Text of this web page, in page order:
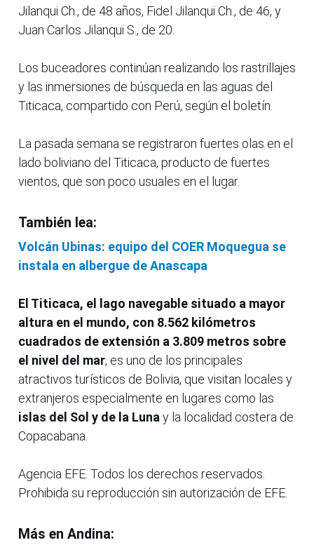
Jilanqui Ch., de 48 años, Fidel Jilanqui Ch., de 46, y
Juan Carlos Jilanqui S., de 20.
Los buceadores continúan realizando los rastrillajes
y las inmersiones de búsqueda en las aguas del
Titicaca, compartido con Perú, según el boletín.
La pasada semana se registraron fuertes olas en el
lado boliviano del Titicaca, producto de fuertes
vientos, que son poco usuales en el lugar.
También lea:
Volcán Ubinas: equipo del COER Moquegua se
instala en albergue de Anascapa
El Titicaca, el lago navegable situado a mayor
altura en el mundo, con 8.562 kilómetros
cuadrados de extensión a 3.809 metros sobre
el nivel del mar, es uno de los principales
atractivos turísticos de Bolivia, que visitan locales y
extranjeros especialmente en lugares como las
islas del Sol y de la Luna y la localidad costera de
Copacabana.
Agencia EFE. Todos los derechos reservados.
Prohibida su reproducción sin autorización de EFE.
Más en Andina: